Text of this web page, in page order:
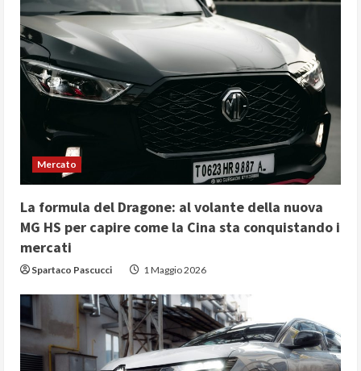
R
e
a
n
g
Mercato
La formula del Dragone: al volante della nuova
MG HS per capire come la Cina sta conquistando i
mercati
Spartaco Pascucci 1 Maggio 2026